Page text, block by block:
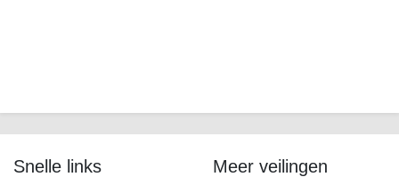
Snelle links Meer veilingen